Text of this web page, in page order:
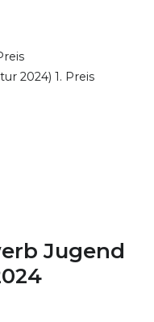
2024) 1. Preis
Jugend